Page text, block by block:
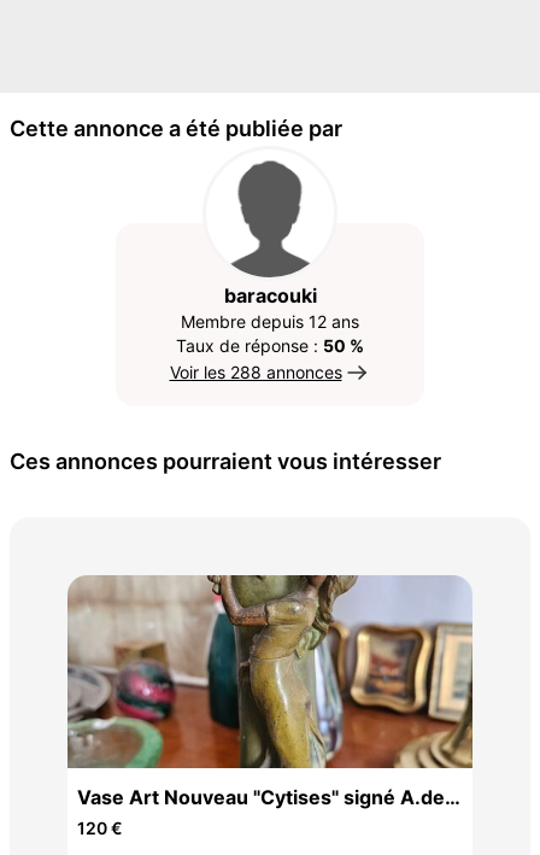
Cette annonce a été publiée par
baracouki
Membre depuis 12 ans
Taux de réponse : 50 %
Voir les 288 annonces
Ces annonces pourraient vous intéresser
Vase Art Nouveau "Cytises" signé A.de
Raudery - Étain patiné
120 €